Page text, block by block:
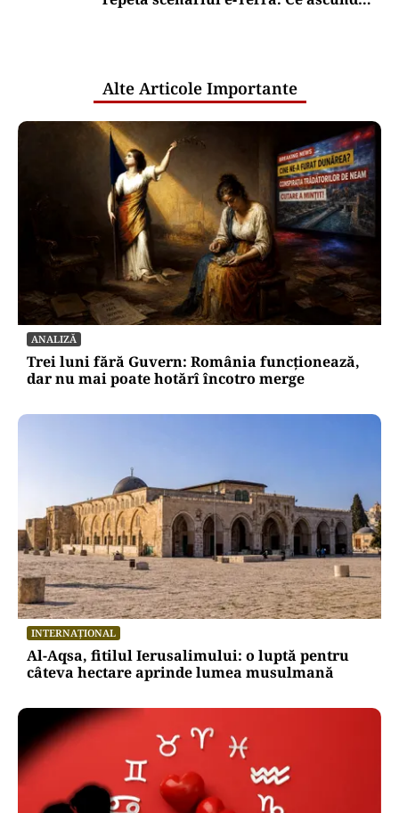
Alte Articole Importante
ANALIZĂ
Trei luni fără Guvern: România funcționează,
dar nu mai poate hotărî încotro merge
INTERNAȚIONAL
Al-Aqsa, fitilul Ierusalimului: o luptă pentru
câteva hectare aprinde lumea musulmană